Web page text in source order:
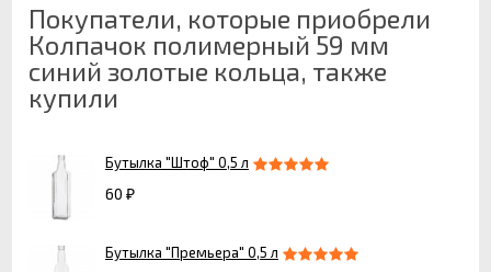
Покупатели, которые приобрели
Колпачок полимерный 59 мм
синий золотые кольца, также
купили
Бутылка "Штоф" 0,5 л
60 ₽
Бутылка "Премьера" 0,5 л